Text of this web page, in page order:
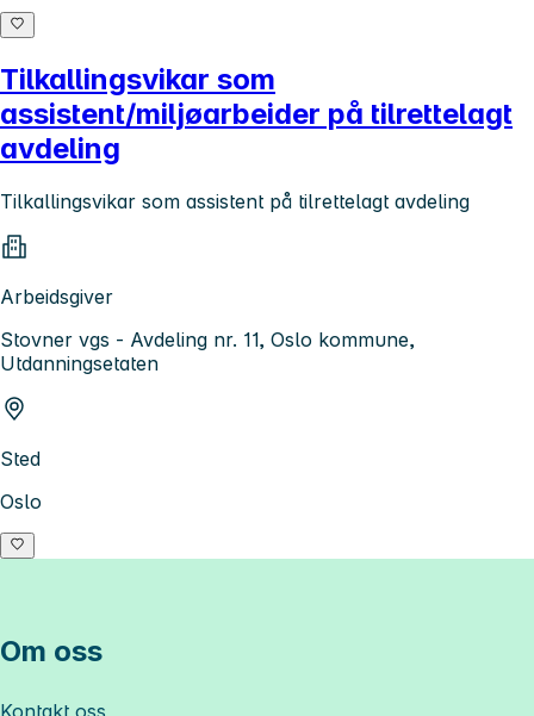
Tilkallingsvikar som
assistent/miljøarbeider på tilrettelagt
avdeling
Tilkallingsvikar som assistent på tilrettelagt avdeling
Arbeidsgiver
Stovner vgs - Avdeling nr. 11, Oslo kommune,
Utdanningsetaten
Sted
Oslo
Om oss
Kontakt oss